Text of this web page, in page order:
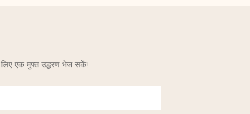
लिए एक मुफ्त उद्धरण भेज सकें!